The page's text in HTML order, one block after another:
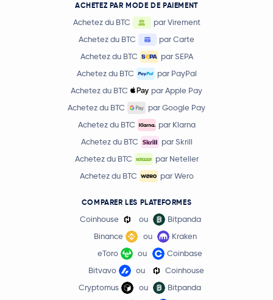
ACHETEZ PAR MODE DE PAIEMENT
Achetez du BTC
par Virement
Achetez du BTC
par Carte
Achetez du BTC
par SEPA
Achetez du BTC
par PayPal
Achetez du BTC
par Apple Pay
Achetez du BTC
par Google Pay
Achetez du BTC
par Klarna
Achetez du BTC
par Skrill
Achetez du BTC
par Neteller
Achetez du BTC
par Wero
COMPARER LES PLATEFORMES
Coinhouse ou
Bitpanda
Binance
ou
Kraken
eToro
ou
Coinbase
Bitvavo
ou
Coinhouse
Cryptomus
ou
Bitpanda